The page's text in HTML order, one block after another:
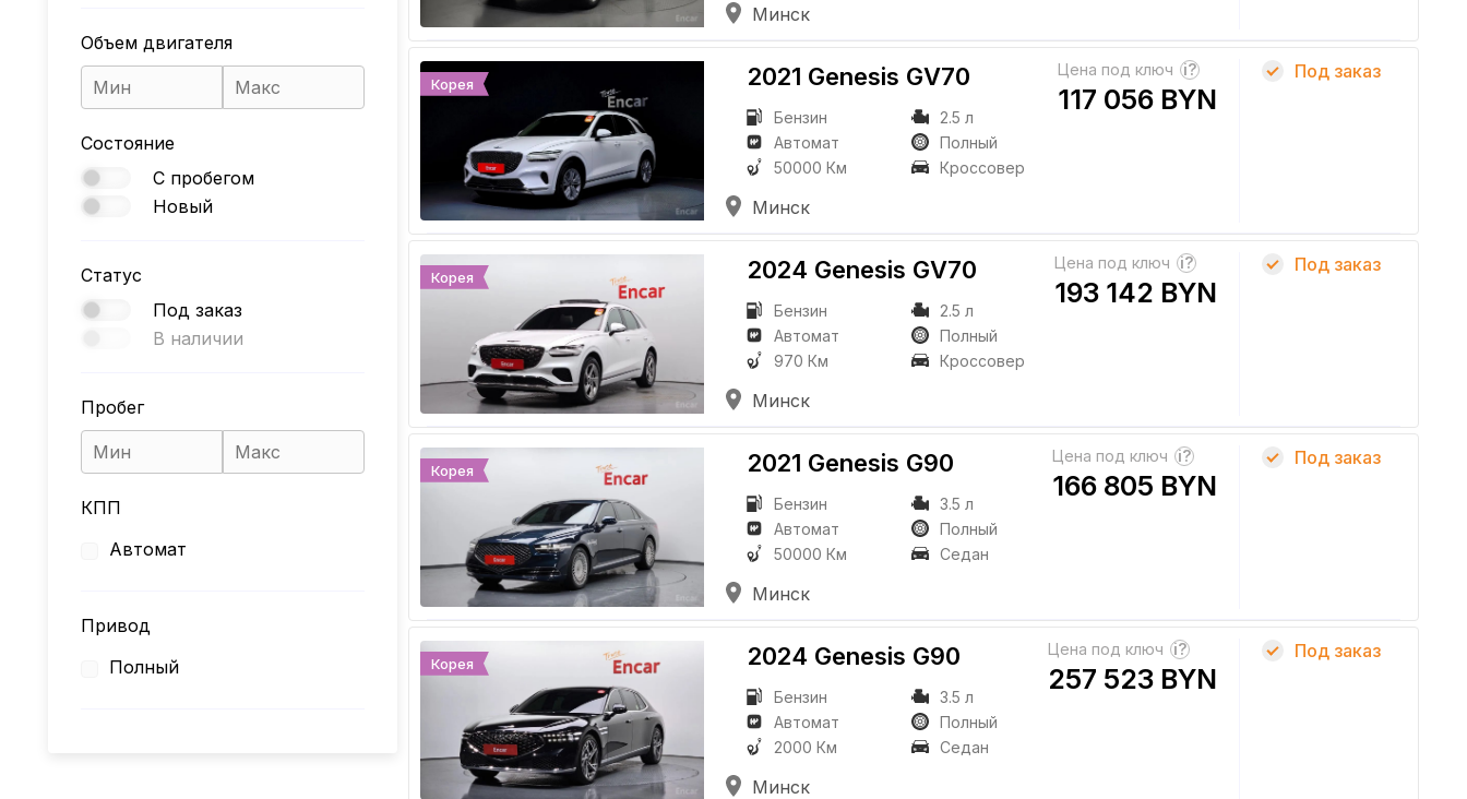
Объем двигателя
Состояние
С пробегом
Новый
Статус
Под заказ
В наличии
Пробег
КПП
Автомат
Привод
Полный
Минск
Корея 2021 Genesis GV70
Бензин
2.5 л
Автомат
Полный
50000 Км
Кроссовер
Минск
Цена под ключ ?
117 056 BYN
Под заказ
Корея 2024 Genesis GV70
Бензин
2.5 л
Автомат
Полный
970 Км
Кроссовер
Минск
Цена под ключ ?
193 142 BYN
Под заказ
Корея 2021 Genesis G90
Бензин
3.5 л
Автомат
Полный
50000 Км
Седан
Минск
Цена под ключ ?
166 805 BYN
Под заказ
Корея 2024 Genesis G90
Бензин
3.5 л
Автомат
Полный
2000 Км
Седан
Минск
Цена под ключ ?
257 523 BYN
Под заказ